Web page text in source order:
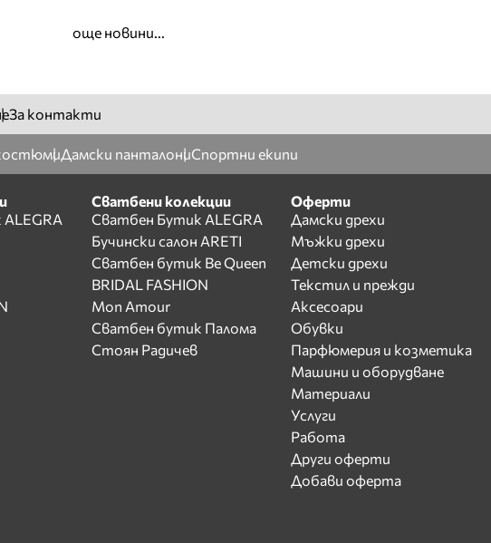
още новини...
За контакти
Дамски панталониСпортни екипи
Сватбени колекции
Сватбен Бутик ALEGRA
Бучински салон ARETI
Сватбен бутик Be Queen
BRIDAL FASHION
Mon Amour
Сватбен бутик Палома
Стоян Радичев
Оферти
Дамски дрехи
Мъжки дрехи
Детски дрехи
Текстил и прежди
Аксесоари
Обувки
Парфюмерия и козметика
Машини и оборудване
Материали
Услуги
Работа
Други оферти
Добави оферта